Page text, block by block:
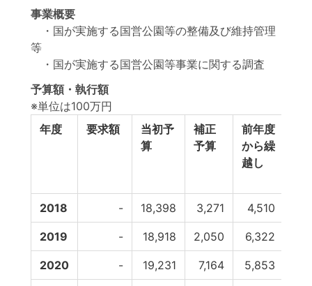
事業概要
・国が実施する国営公園等の整備及び維持管理
等
・国が実施する国営公園等事業に関する調査
予算額・執行額
※単位は100万円
年度
要求額
当初予
算
補正
予算
前年度
から繰
越し
2018 - 18,398 3,271 4,510
2019 - 18,918 2,050 6,322
2020 - 19,231 7,164 5,853